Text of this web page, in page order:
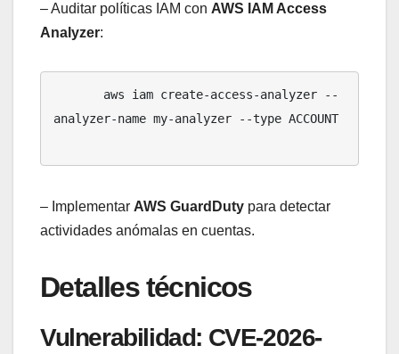
– Auditar políticas IAM con AWS IAM Access
Analyzer:
analyzer-name my-analyzer --type ACCOUNT
– Implementar AWS GuardDuty para detectar
actividades anómalas en cuentas.
Detalles técnicos
Vulnerabilidad: CVE-2026-